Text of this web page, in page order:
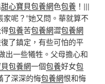
甜心寶貝包養網色包養 ！|||
家呢？”她又問。華就算不
包養苦包養網澀包養網
了鎮定，有些可怕的平
出一些犧牲。父母擔心和
包養網一個包養好女包
了深深的悔包養網恨和悔